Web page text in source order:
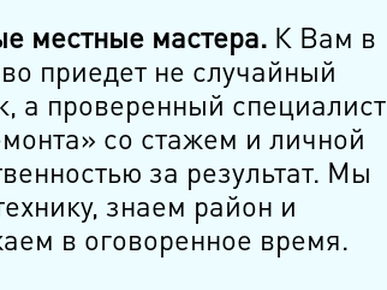
местные мастера.К Вам в
приедет не случайный
а проверенный специалист
со стажем и личной
за результат. Мы
знаем район и
в оговоренное время.